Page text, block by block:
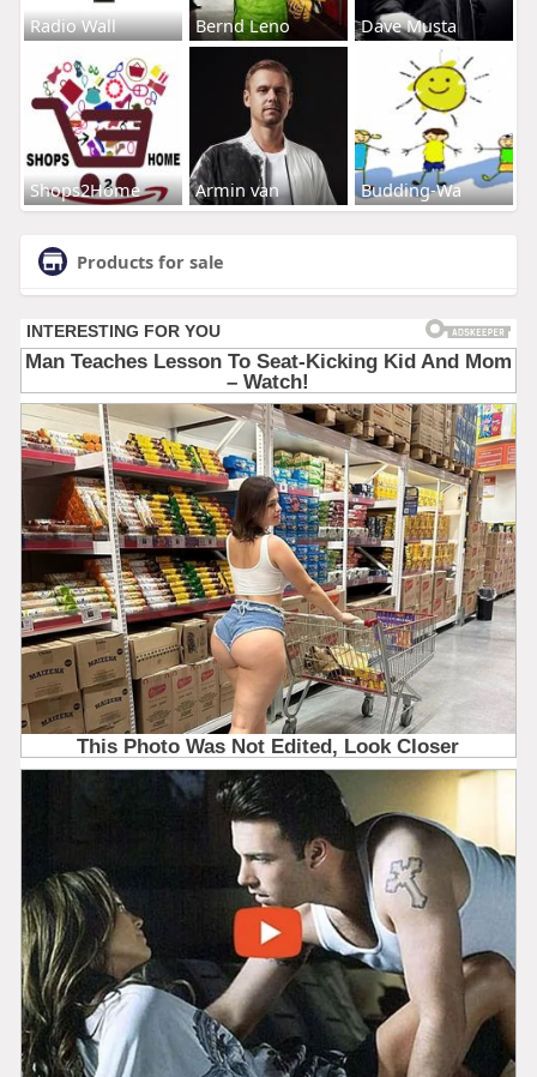
Radio Wall Bernd Leno Dave Musta
Shops2Home Armin van Budding-Wa
Products for sale